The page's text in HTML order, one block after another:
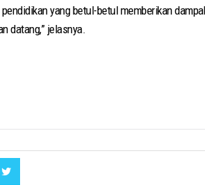
yang betul-betul memberikan
datang,” jelasnya.